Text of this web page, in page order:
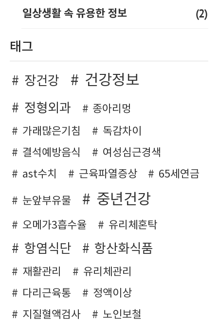
일상생활 속 유용한 정보 (2)
태그
장건강 건강정보
정형외과
종아리멍
가래많은기침
독감차이
결석예방음식
여성심근경색
ast수치
근육파열증상 65세연금
눈앞부유물 중년건강
오메가3흡수율 유리체혼탁
항염식단 항산화식품
재활관리
유리체관리
다리근육통
정액이상
지질혈액검사
노인보철